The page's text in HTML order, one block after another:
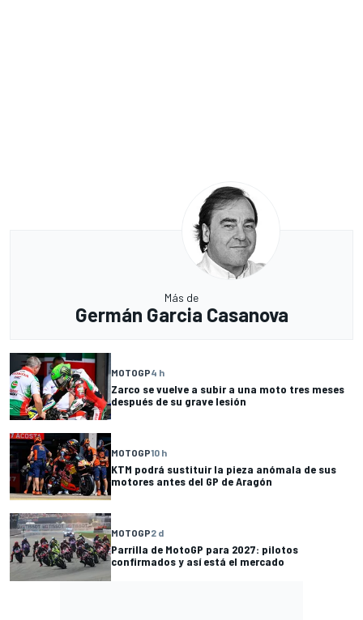
Más de
Germán Garcia Casanova
MOTOGP4 h
Zarco se vuelve a subir a una moto tres meses
después de su grave lesión
MOTOGP10 h
KTM podrá sustituir la pieza anómala de sus
motores antes del GP de Aragón
MOTOGP2 d
Parrilla de MotoGP para 2027: pilotos
confirmados y así está el mercado